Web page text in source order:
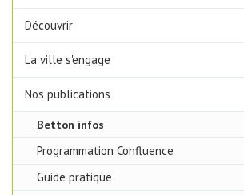
Découvrir
La ville s'engage
Nos publications
Betton infos
Programmation Confluence
Guide pratique